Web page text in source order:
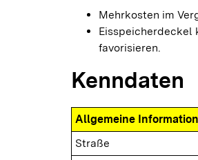
Mehrkosten im
Eisspeicherdeckel
favorisieren.
Kenndaten
Allgemeine
Straße